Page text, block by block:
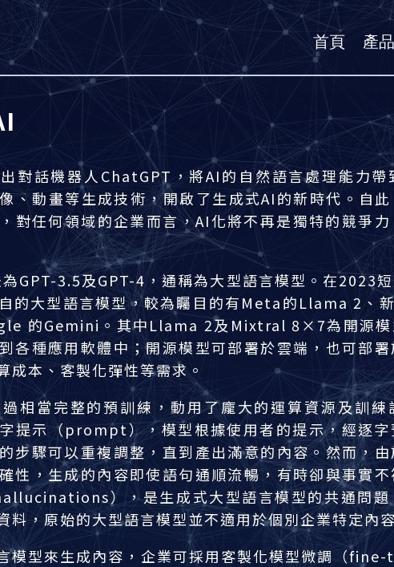
首頁 產品
對話機器人ChatGPT，將AI的自然語言處理能力帶
、動畫等生成技術，開啟了生成式AI的新時代。自
對任何領域的企業而言，AI化將不再是獨特的競爭
GPT-3.5及GPT-4，通稱為大型語言模型。在2023
的大型語言模型，較為矚目的有Meta的Llama 2、
的Gemini。其中Llama 2及Mixtral 8×7為開源模
各種應用軟體中；開源模型可部署於雲端，也可部
成本、客製化彈性等需求。
相當完整的預訓練，動用了龐大的運算資源及訓練
提示（prompt），模型根據使用者的提示，經逐字
步驟可以重複調整，直到產出滿意的內容。然而，
性，生成的內容即使語句通順流暢，有時卻與事實
），是生成式大型語言模型的共通問題
料，原始的大型語言模型並不適用於個別企業特定內
模型來生成內容，企業可採用客製化模型微調（